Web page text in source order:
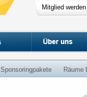
Mitglied werden
Sponsoringpakete Räume